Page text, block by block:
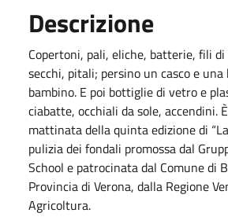
Descrizione
Copertoni, pali, eliche, batterie, fili di
secchi, pitali; persino un casco e
bambino. E poi bottiglie di vetro e
ciabatte, occhiali da sole, accendini.
mattinata della quinta edizione di
pulizia dei fondali promossa dal
School e patrocinata dal Comune di
Provincia di Verona, dalla Regione
Agricoltura.